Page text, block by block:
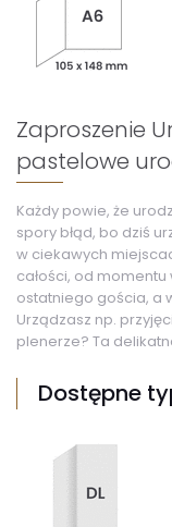
Zaproszenie
pastelowe
Każdy powie, że
spory błąd, bo dziś
w ciekawych
całości, od
ostatniego gościa, a
Urządzasz np.
plenerze? Ta
Dostępne